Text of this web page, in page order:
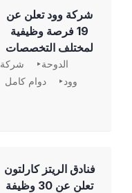
شركة وود تعلن عن
19 فرصة وظيفية
لمختلف التخصصات
الدوحة
شركة
وود
دوام كامل
فنادق الريتز كارلتون
تعلن عن 30 وظيفة